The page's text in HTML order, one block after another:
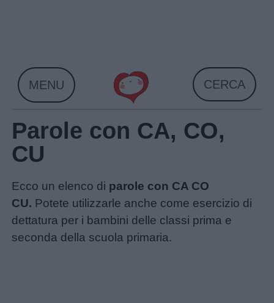
MENU CERCA
Parole con CA, CO,
CU
Ecco un elenco di parole con CA CO
CU. Potete utilizzarle anche come esercizio di
dettatura per i bambini delle classi prima e
seconda della scuola primaria.